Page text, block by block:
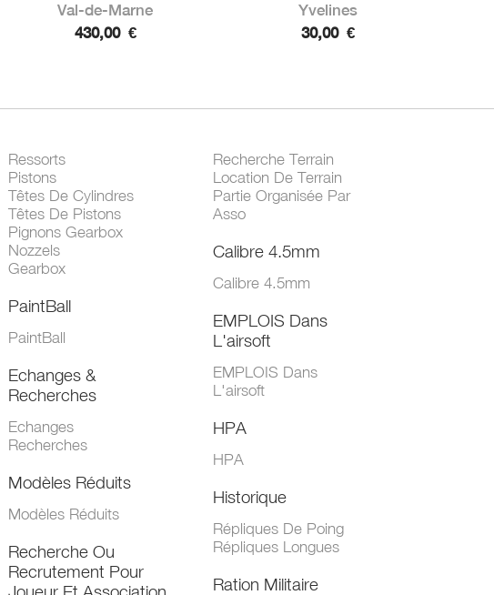
Val-de-Marne
430,00 €
Yvelines
30,00 €
Ressorts
Pistons
Têtes De Cylindres
Têtes De Pistons
Pignons Gearbox
Nozzels
Gearbox
PaintBall
PaintBall
Echanges &
Recherches
Echanges
Recherches
Modèles Réduits
Modèles Réduits
Recherche Ou
Recrutement Pour
Recherche Terrain
Location De Terrain
Partie Organisée Par
Asso
Calibre 4.5mm
Calibre 4.5mm
EMPLOIS Dans
L'airsoft
EMPLOIS Dans
L'airsoft
HPA
HPA
Historique
Répliques De Poing
Répliques Longues
Ration Militaire